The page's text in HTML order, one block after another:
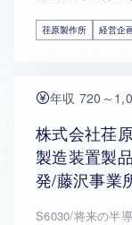
荏原製作所 経営企
年収 720～
株式会社荏
製造装置製
発/藤沢事業
S6030/将来の半